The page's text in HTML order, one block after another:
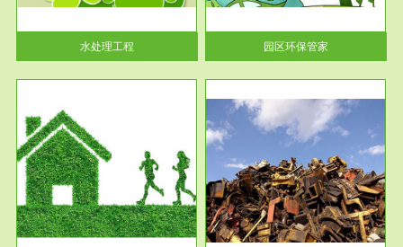
水处理工程
于积极发挥环境保护作用促进供
给侧结...
园区环保管家
服务范围
固体危险废物处理
固体废物解释：固体废物是指人
们在生产建设、日常生活和其他